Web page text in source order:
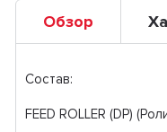
Обзор
Состав:
FEED ROLLER (DP)